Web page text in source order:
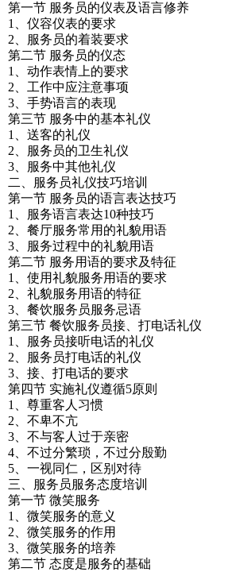
第一节 服务员的仪表及语言修养
1、仪容仪表的要求
2、服务员的着装要求
第二节 服务员的仪态
1、动作表情上的要求
2、工作中应注意事项
3、手势语言的表现
第三节 服务中的基本礼仪
1、送客的礼仪
2、服务员的卫生礼仪
3、服务中其他礼仪
二、服务员礼仪技巧培训
第一节 服务员的语言表达技巧
1、服务语言表达10种技巧
2、餐厅服务常用的礼貌用语
3、服务过程中的礼貌用语
第二节 服务用语的要求及特征
1、使用礼貌服务用语的要求
2、礼貌服务用语的特征
3、餐饮服务员服务忌语
第三节 餐饮服务员接、打电话礼仪
1、服务员接听电话的礼仪
2、服务员打电话的礼仪
3、接、打电话的要求
第四节 实施礼仪遵循5原则
1、尊重客人习惯
2、不卑不亢
3、不与客人过于亲密
4、不过分繁琐，不过分殷勤
5、一视同仁，区别对待
三、服务员服务态度培训
第一节 微笑服务
1、微笑服务的意义
2、微笑服务的作用
3、微笑服务的培养
第二节 态度是服务的基础